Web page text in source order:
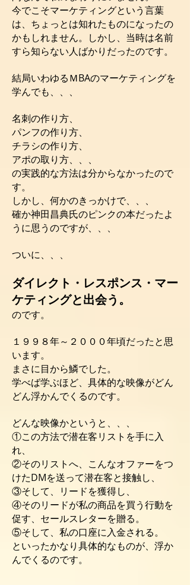
今でこそマーケティングという言葉
は、ちょっとは知れたものになったの
かもしれません。しかし、当時は名前
すら知らない人ばかりだったのです。
結局いわゆるＭBAのマーケティングを
学んでも、、、
名刺の作り方、
パンフの作り方、
チラシの作り方、
アポの取り方、、、
の実践的な方法は分からなかったので
す。
しかし、何かのきっかけで、、、
確か神田昌典氏のピンクの本だったよ
うに思うのですが、、、
ついに、、、
ダイレクト・レスポンス・マー
ケティングと出会う。
のです。
１９９８年～２０００年頃だったと思
います。
まさに目から鱗でした。
学べば学ぶほど、具体的な映像がどん
どん浮かんでくるのです。
どんな映像かというと、、、
①この方法で潜在客リストを手に入
れ、
②そのリストへ、こんなオファーをつ
けたDMを送って潜在客と接触し、
③そして、リードを獲得し、
④そのリードが私の商品を買う行動を
促す、セールスレターを贈る。
⑤そして、私の口座に入金される。
といったかなり具体的なものが、浮か
んでくるのです。